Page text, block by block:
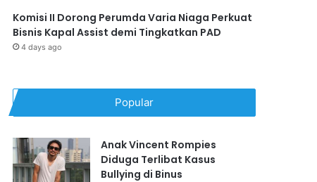
Komisi II Dorong Perumda Varia Niaga Perkuat
Bisnis Kapal Assist demi Tingkatkan PAD
4 days ago
Popular
Anak Vincent Rompies
Diduga Terlibat Kasus
Bullying di Binus